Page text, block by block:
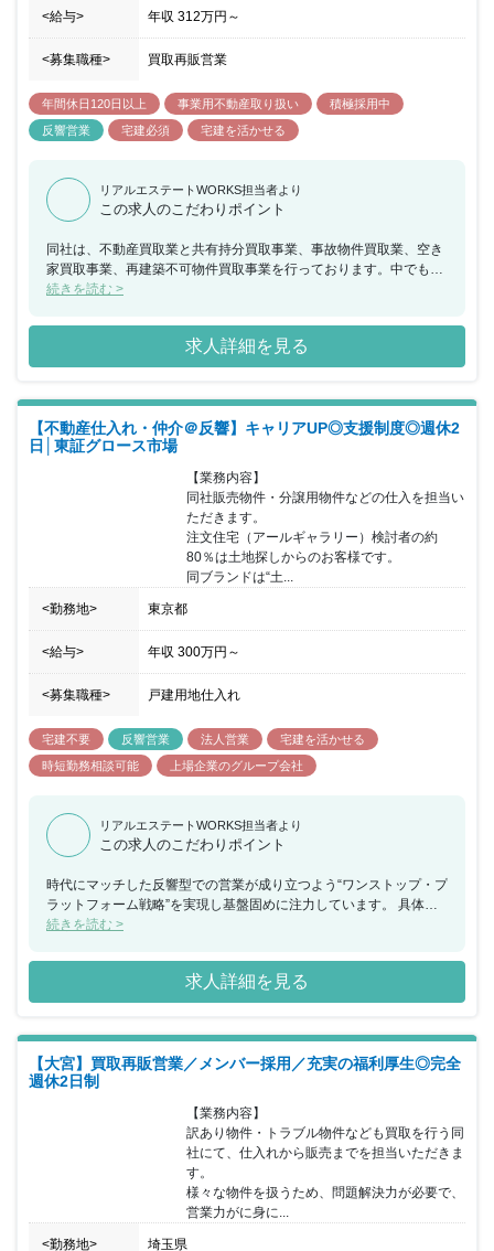
<給与> 年収 312万円 ～
<募集職種> 買取再販営業
年間休日120日以上 事業用不動産取り扱い
積極採用中
反響営業
宅建必須 宅建を活かせる
リアルエステートWORKS担当者より
この求人のこだわりポイント
同社は、不動産買取業と共有持分買取事業、事故物件買取業、空き
家買取事業、再建築不可物件買取事業を行っております。中でも買
取再販事業については、権利関係が複雑な戸建や工場や山等々不動
おります。また、代表がWEBマーケティングをやっており、営業マ
ン1名あたり30〜40件ほどの反響を振り分けられ、且つ営業事務に
役所調査、物件販売準備は営業事務と相談しながら進められますの
ば、3名～5名のマネジメントを行いつつ、部長陣ともコミュニケー
ションを取り、現場と幹部の考え双方のバランスを取り業務を遂行
すします。 また部長ランクになれば、マネジメントと経営陣ととも
に事業推進、経営方針を決定するなど、裁量をもって働けます。 同
社はフレックス制もあり、完全週休2日制・年間休日125日ですの
で、プライベートもしっかり確保できます。意欲的な方からの募集
続きを読む >
求人詳細を見る
【不動産仕入れ・仲介＠反響】キャリアUP◎支援制度◎週休2
日│東証グロース市場
【業務内容】
同社販売物件・分譲用物件などの仕入を担当い
ただきます。
注文住宅（アールギャラリー）検討者の約
80％は土地探しからのお客様です。
同ブランドは“土...
<勤務地> 東京都
<給与> 年収 300万円 ～
<募集職種> 戸建用地仕入れ
宅建不要 反響営業 法人営業
宅建を活かせる
時短勤務相談可能
上場企業のグループ会社
リアルエステートWORKS担当者より
この求人のこだわりポイント
時代にマッチした反響型での営業が成り立つよう“ワンストップ・プ
ラットフォーム戦略”を実現し基盤固めに注力しています。 具体的
には「注文住宅」✕「分譲住宅」✕「不動産仲介」の強みを最大限
ワンストップで結びつける事ができていることが成果に繋がってお
「注文系ビルダー売上東海エリアNo.1」獲得しました（住宅産業研
ても愛知・東京エリアにて“100区画／月”を行っており、「注文住
宅」✕「分譲住宅」✕「不動産仲介」という明確な出入口をもって
仕入強化に努めております。 営業スタッフは平均30歳で、新卒・
中途入社が半々で同業他社からの転職者多めです。 マネジメントを
担うマネージャークラスでも30代が大半になり、 大手ハウスメー
カー・不動産会社等から“挑戦”しに集まって来た先輩たちです。 資
格取得祝い金があります。資格手当とは別に『合格祝い金』を進
呈。向上心をもって「知識を増やしたい」「スキルアップしたい」
という社員をバックアップする社風です。 業績好調により一層の仕
入強化、販売強化をお任せしたいと考えております。拠点拡大、新
規出店のスピードも早く営業所長や事業責任者への早期ステップア
続きを読む >
求人詳細を見る
【大宮】買取再販営業／メンバー採用／充実の福利厚生◎完全
週休2日制
【業務内容】
訳あり物件・トラブル物件なども買取を行う同
社にて、仕入れから販売までを担当いただきま
す。
様々な物件を扱うため、問題解決力が必要で、
営業力がに身に...
<勤務地> 埼玉県